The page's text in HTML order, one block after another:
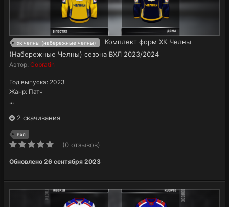
хк челны (набережные челны)
Комплект форм ХК Челны
(Набережные Челны) сезона ВХЛ 2023/2024
Автор: Cobratin
Год выпуска: 2023
Жанр: Патч
...
2 скачивания
вхл
(0 отзывов)
Обновлено 26 сентября 2023